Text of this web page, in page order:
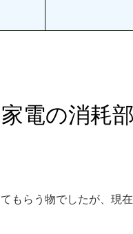
電の消耗
もらう物でしたが、現